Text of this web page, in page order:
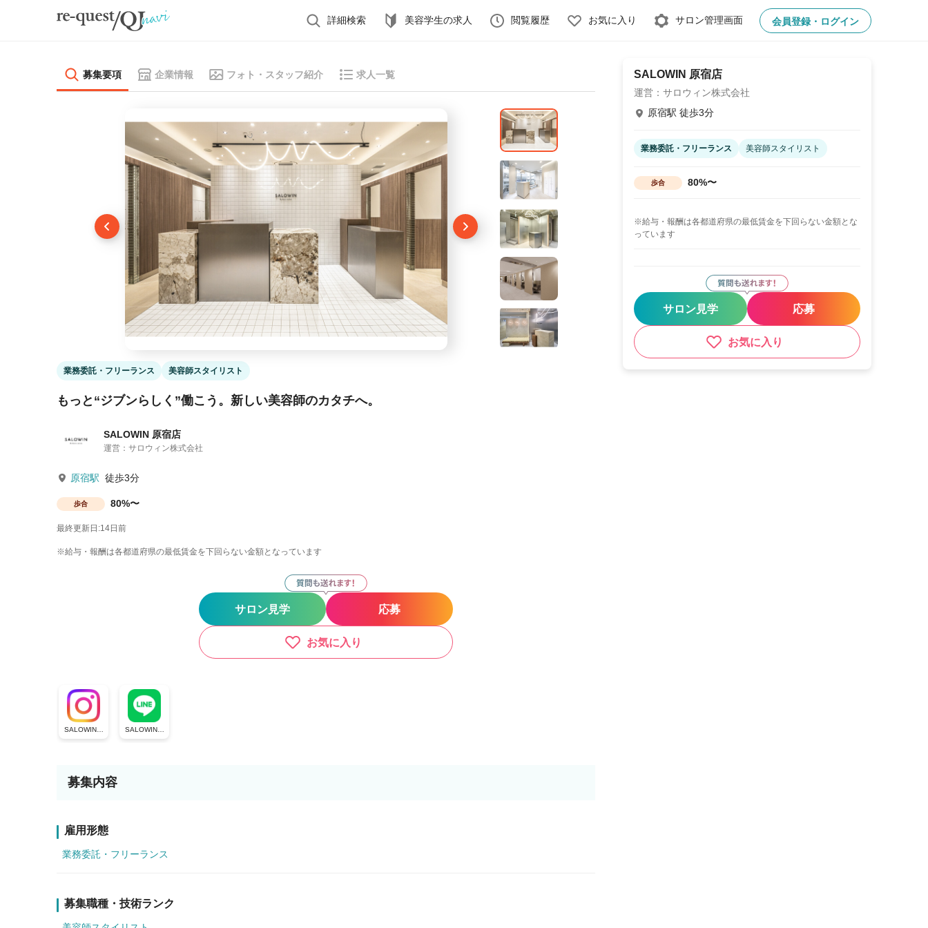
詳細検索 美容学生の求人 閲覧履歴 お気に入り サロン管理画面 会員登録・ログイン
募集要項 企業情報 フォト・スタッフ紹介 求人一覧
業務委託・フリーランス 美容師スタイリスト
もっと“ジブンらしく”働こう。新しい美容師のカタチへ。
SALOWIN 原宿店
運営：サロウィン株式会社
原宿駅 徒歩3分
歩合 80%〜
最終更新日:14日前
※給与・報酬は各都道府県の最低賃金を下回らない金額となっています
サロン見学 応募
お気に入り
SALOWIN公
式Instagram
SALOWIN公
式LINE
募集内容
雇用形態
業務委託・フリーランス
募集職種・技術ランク
SALOWIN 原宿店
運営：サロウィン株式会社
原宿駅 徒歩3分
業務委託・フリーランス 美容師スタイリスト
歩合 80%〜
※給与・報酬は各都道府県の最低賃金を下回らない金額とな
っています
サロン見学 応募
お気に入り